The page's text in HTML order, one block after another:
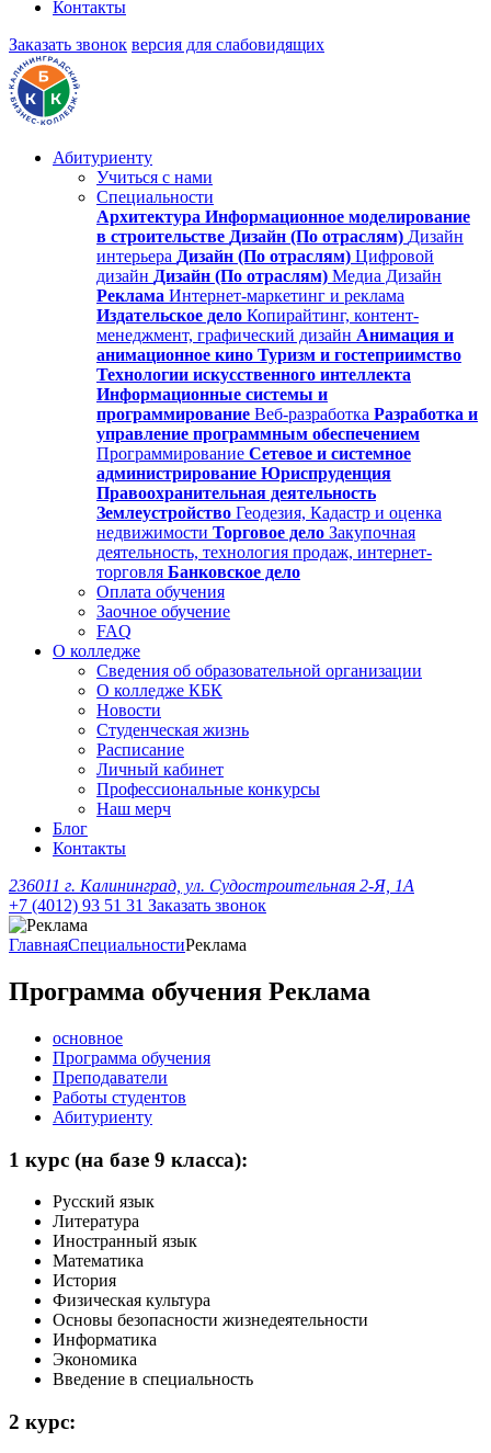
Контакты
Заказать звонок версия для слабовидящих
Абитуриенту
Учиться с нами
Специальности
Архитектура Информационное моделирование
в строительстве Дизайн (По отраслям) Дизайн
интерьера Дизайн (По отраслям) Цифровой
дизайн Дизайн (По отраслям) Медиа Дизайн
Реклама Интернет-маркетинг и реклама
Издательское дело Копирайтинг, контент-
менеджмент, графический дизайн Анимация и
анимационное кино Туризм и гостеприимство
Технологии искусственного интеллекта
Информационные системы и
программирование Веб-разработка Разработка и
управление программным обеспечением
Программирование Сетевое и системное
администрирование Юриспруденция
Правоохранительная деятельность
Землеустройство Геодезия, Кадастр и оценка
недвижимости Торговое дело Закупочная
деятельность, технология продаж, интернет-
торговля Банковское дело
Оплата обучения
Заочное обучение
FAQ
О колледже
Сведения об образовательной организации
О колледже КБК
Новости
Студенческая жизнь
Расписание
Личный кабинет
Профессиональные конкурсы
Наш мерч
Блог
Контакты
236011 г. Калининград, ул. Судостроительная 2-Я, 1А
+7 (4012) 93 51 31 Заказать звонок
ГлавнаяСпециальностиРеклама
Программа обучения Реклама
основное
Программа обучения
Преподаватели
Работы студентов
Абитуриенту
1 курс (на базе 9 класса):
Русский язык
Литература
Иностранный язык
Математика
История
Физическая культура
Основы безопасности жизнедеятельности
Информатика
Экономика
Введение в специальность
2 курс: